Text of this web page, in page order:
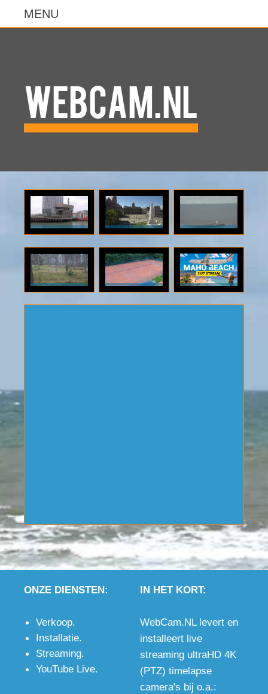
WebCam.NL
klik voor
categorie:
bouw.
live ultraHD
klik voor
categorie:
strand.
live ultraHD
klik voor
categorie:
toerisme.
live ultraHD
klik voor
categorie:
klik voor
categorie:
klik voor
categorie:
ONZE DIENSTEN:
Verkoop.
Installatie.
Streaming.
YouTube Live.
IN HET KORT:
WebCam.NL levert en
installeert live
streaming ultraHD 4K
(PTZ) timelapse
camera's bij o.a.: